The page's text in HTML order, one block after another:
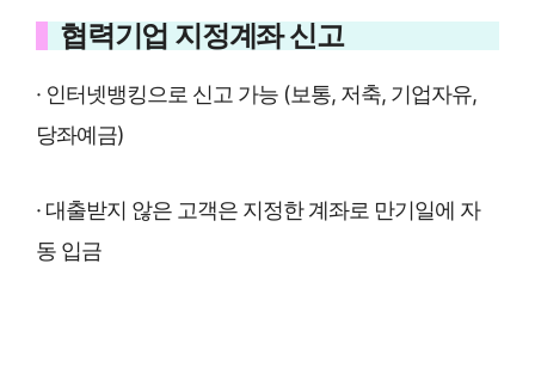
협력기업 지정계좌 신고
· 인터넷뱅킹으로 신고 가능 (보통, 저축, 기업자유,
당좌예금)
· 대출받지 않은 고객은 지정한 계좌로 만기일에 자
동 입금